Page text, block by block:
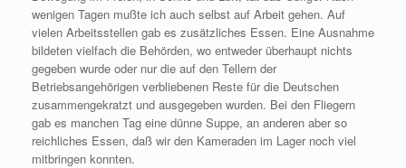
wenigen Tagen mußte ich auch selbst auf Arbeit gehen. Auf
vielen Arbeitsstellen gab es zusätzliches Essen. Eine Ausnahme
bildeten vielfach die Behörden, wo entweder überhaupt nichts
gegeben wurde oder nur die auf den Tellern der
Betriebsangehörigen verbliebenen Reste für die Deutschen
zusammengekratzt und ausgegeben wurden. Bei den Fliegern
gab es manchen Tag eine dünne Suppe, an anderen aber so
reichliches Essen, daß wir den Kameraden im Lager noch viel
mitbringen konnten.